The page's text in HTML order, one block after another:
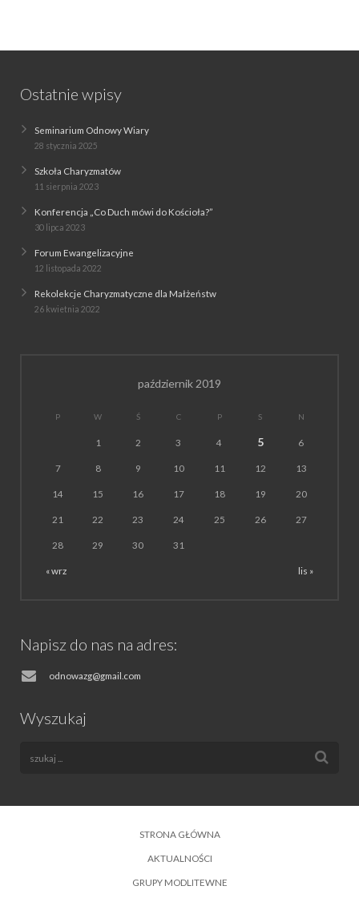
Ostatnie wpisy
Seminarium Odnowy Wiary
28 stycznia 2025
Szkoła Charyzmatów
11 sierpnia 2023
Konferencja „Co Duch mówi do Kościoła?”
30 lipca 2023
Forum Ewangelizacyjne
12 listopada 2022
Rekolekcje Charyzmatyczne dla Małżeństw
26 kwietnia 2022
październik 2019
P W Ś C P S N
« wrz lis »
1 2 3 4 5 6
7 8 9 10 11 12 13
14 15 16 17 18 19 20
21 22 23 24 25 26 27
28 29 30 31
Napisz do nas na adres:
odnowazg@gmail.com
Wyszukaj
STRONA GŁÓWNA
AKTUALNOŚCI
GRUPY MODLITEWNE